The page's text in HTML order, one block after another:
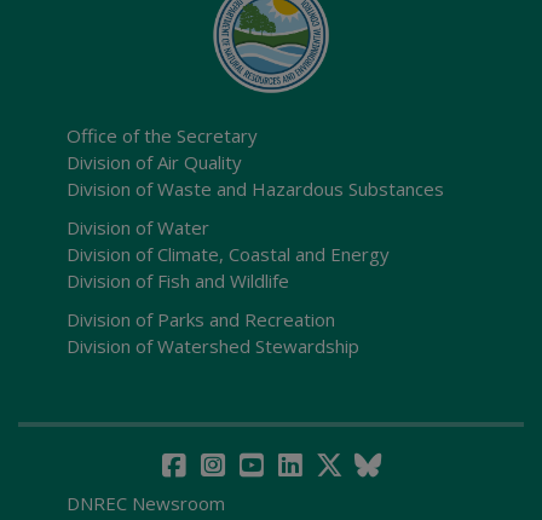
Office of the Secretary
Division of Air Quality
Division of Waste and Hazardous Substances
Division of Water
Division of Climate, Coastal and Energy
Division of Fish and Wildlife
Division of Parks and Recreation
Division of Watershed Stewardship
DNREC Newsroom